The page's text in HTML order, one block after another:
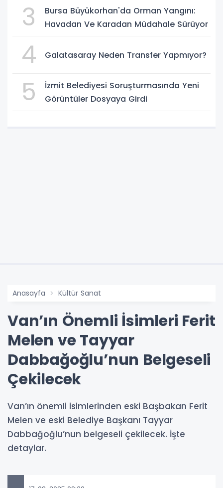
3
Bursa Büyükorhan'da Orman Yangını:
Havadan Ve Karadan Müdahale Sürüyor
4 Galatasaray Neden Transfer Yapmıyor?
5
İzmit Belediyesi Soruşturmasında Yeni
Görüntüler Dosyaya Girdi
Anasayfa Kültür Sanat
Van’ın Önemli İsimleri Ferit
Melen ve Tayyar
Dabbağoğlu’nun Belgeseli
Çekilecek
Van’ın önemli isimlerinden eski Başbakan Ferit
Melen ve eski Belediye Başkanı Tayyar
Dabbağoğlu’nun belgeseli çekilecek. İşte
detaylar.